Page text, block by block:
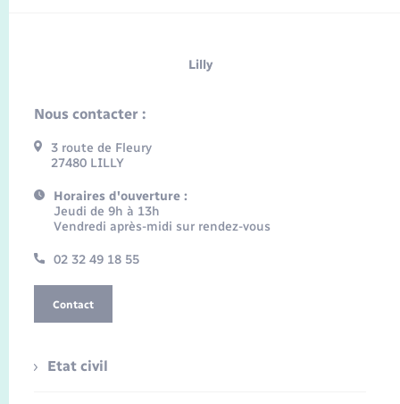
Lilly
Nous contacter :
3 route de Fleury
27480 LILLY
Horaires d'ouverture :
Jeudi de 9h à 13h
Vendredi après-midi sur rendez-vous
02 32 49 18 55
Contact
Etat civil